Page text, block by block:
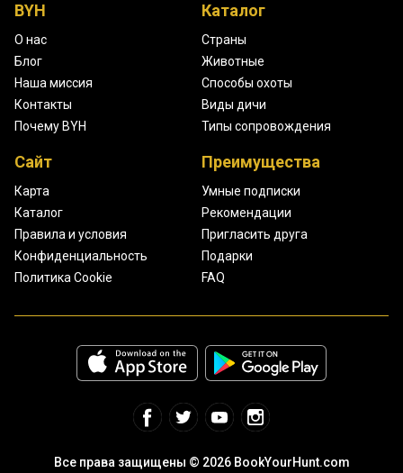
BYH
О нас
Блог
Наша миссия
Контакты
Почему BYH
Каталог
Страны
Животные
Способы охоты
Виды дичи
Типы сопровождения
Сайт
Карта
Каталог
Правила и условия
Конфиденциальность
Политика Cookie
Преимущества
Умные подписки
Рекомендации
Пригласить друга
Подарки
FAQ
Все права защищены © 2026 BookYourHunt.com